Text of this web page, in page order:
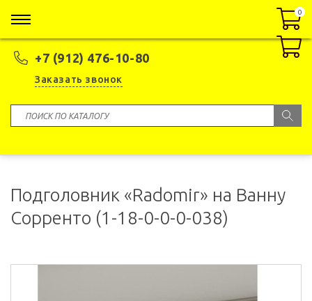
+7 (912) 476-10-80
Заказать звонок
0
0
Подголовник «Radomir» на Ванну
Сорренто (1-18-0-0-0-038)